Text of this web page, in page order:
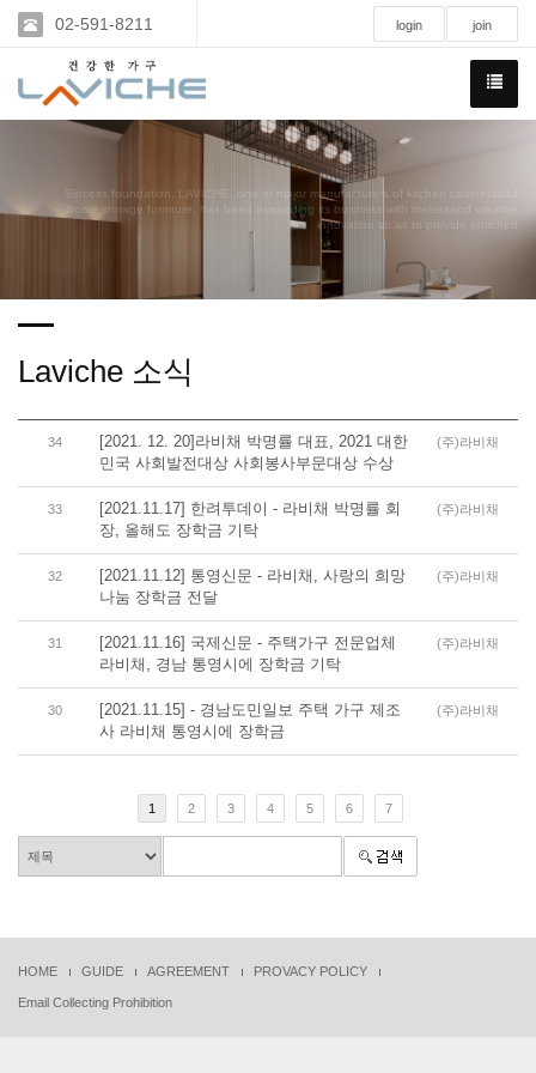
02-591-8211 login join
Sinceits foundation, LAVICHE, one of major manufacturers of kitchen cabinetsand
home storage furniture, has been expanding its business with tirelessand creative
innovation so as to provide enriched
Laviche 소식
34
[2021. 12. 20]라비채 박명률 대표, 2021 대한
민국 사회발전대상 사회봉사부문대상 수상
(주)라비채
33
[2021.11.17] 한려투데이 - 라비채 박명률 회
장, 올해도 장학금 기탁
(주)라비채
32
[2021.11.12] 통영신문 - 라비채, 사랑의 희망
나눔 장학금 전달
(주)라비채
31
[2021.11.16] 국제신문 - 주택가구 전문업체
라비채, 경남 통영시에 장학금 기탁
(주)라비채
30
[2021.11.15] - 경남도민일보 주택 가구 제조
사 라비채 통영시에 장학금
(주)라비채
1 2 3 4 5 6 7
HOME GUIDE AGREEMENT PROVACY POLICY
Email Collecting Prohibition